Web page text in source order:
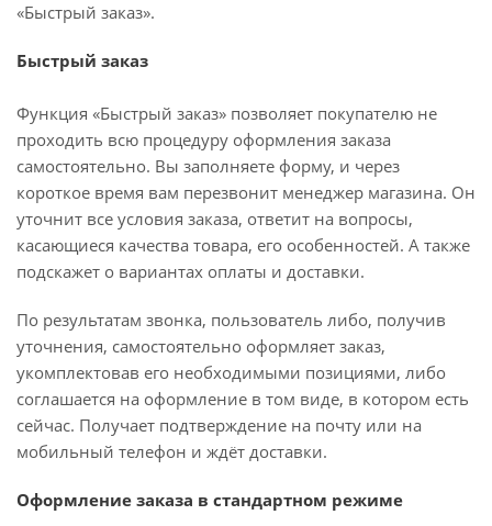
«Быстрый заказ».
Быстрый заказ
Функция «Быстрый заказ» позволяет покупателю не
проходить всю процедуру оформления заказа
самостоятельно. Вы заполняете форму, и через
короткое время вам перезвонит менеджер магазина. Он
уточнит все условия заказа, ответит на вопросы,
касающиеся качества товара, его особенностей. А также
подскажет о вариантах оплаты и доставки.
По результатам звонка, пользователь либо, получив
уточнения, самостоятельно оформляет заказ,
укомплектовав его необходимыми позициями, либо
соглашается на оформление в том виде, в котором есть
сейчас. Получает подтверждение на почту или на
мобильный телефон и ждёт доставки.
Оформление заказа в стандартном режиме